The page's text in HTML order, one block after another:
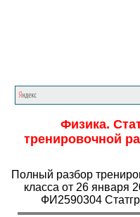
Физика.
тренировочной
Полный разбор
класса от 26 января
ФИ2590304